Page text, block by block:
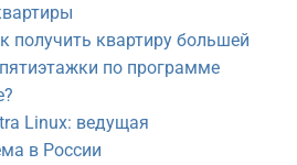
получить квартиру большей
по программе
Linux: ведущая
в России